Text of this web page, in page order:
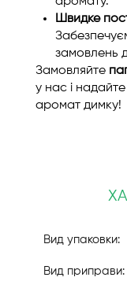
Швидке
замовлень
Замовляйте
у нас і
аромат димку!